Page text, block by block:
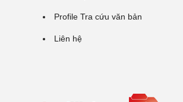
Profile Tra cứu văn bản
Liên hệ